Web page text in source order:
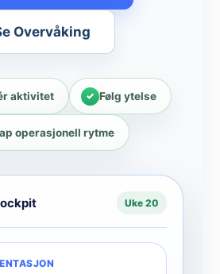
Overvåking
aktivitet Følg ytelse
operasjonell rytme
Uke 20